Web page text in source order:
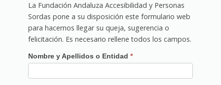
La Fundación Andaluza Accesibilidad y Personas
Sordas pone a su disposición este formulario web
para hacernos llegar su queja, sugerencia o
felicitación. Es necesario rellene todos los campos.
Contacto
Nombre y Apellidos o Entidad *